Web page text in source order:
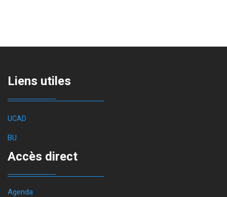
Liens utiles
UCAD
BU
Accès direct
Agenda